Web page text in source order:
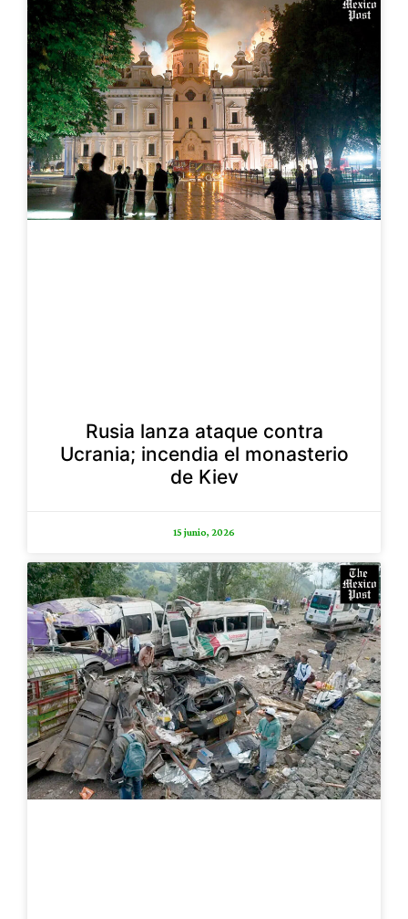
Rusia lanza ataque contra
Ucrania; incendia el monasterio
de Kiev
15 junio, 2026